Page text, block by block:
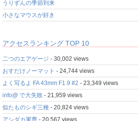
うりずんの季節到来
小さなマウスが好き
アクセスランキング TOP 10
二つのエアゲージ - 30,002 views
おすだけノーマット - 24,744 views
よく写るよ FA 43mm F1.9 #2 - 23,349 views
info@ で大失敗 - 21,959 views
似たものシギ三種 - 20,824 views
アシダカ軍曹 - 20,567 views